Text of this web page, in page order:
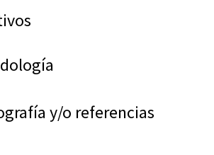
y/o referencias